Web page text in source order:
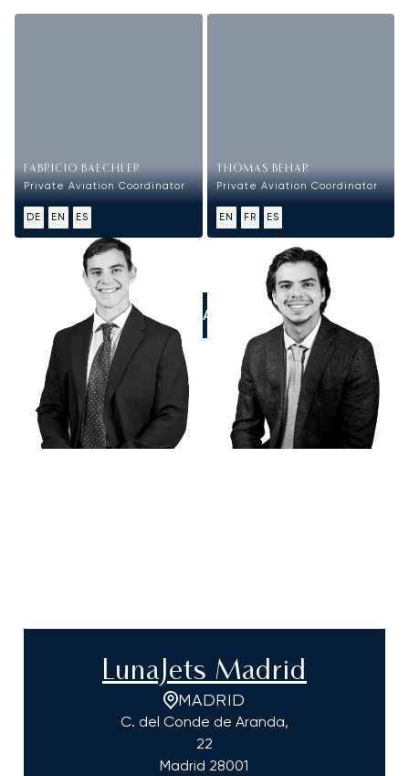
FABRICIO BAECHLER
Private Aviation Coordinator
DE EN ES
THOMAS BEHAR
Private Aviation Coordinator
EN FR ES
LLÁMANOS
LunaJets Madrid
MADRID
C. del Conde de Aranda,
22
Madrid 28001